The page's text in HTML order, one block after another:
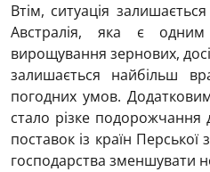
Втім, ситуація
Австралія, яка є одним
вирощування зернових, досі
залишається найбільш
погодних умов.
стало різке подорожчання
поставок із країн
господарства зменшувати